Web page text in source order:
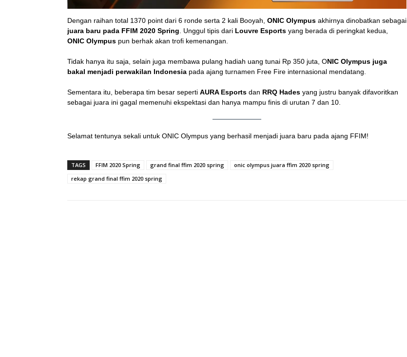
Dengan raihan total 1370 point dari 6 ronde serta 2 kali Booyah, ONIC Olympus akhirnya dinobatkan sebagai
juara baru pada FFIM 2020 Spring . Unggul tipis dari Louvre Esports yang berada di peringkat kedua,
ONIC Olympus pun berhak akan trofi kemenangan.
Tidak hanya itu saja, selain juga membawa pulang hadiah uang tunai Rp 350 juta, ONIC Olympus juga
bakal menjadi perwakilan Indonesia pada ajang turnamen Free Fire internasional mendatang.
Sementara itu, beberapa tim besar seperti AURA Esports dan RRQ Hades yang justru banyak difavoritkan
sebagai juara ini gagal memenuhi ekspektasi dan hanya mampu finis di urutan 7 dan 10.
Selamat tentunya sekali untuk ONIC Olympus yang berhasil menjadi juara baru pada ajang FFIM!
TAGS FFIM 2020 Spring grand final ffim 2020 spring
onic olympus juara ffim 2020 spring
rekap grand final ffim 2020 spring